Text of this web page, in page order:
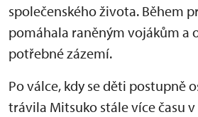
společenského života. Během
pomáhala raněným vojákům a
potřebné zázemí.
Po válce, kdy se děti postupně
trávila Mitsuko stále více času v